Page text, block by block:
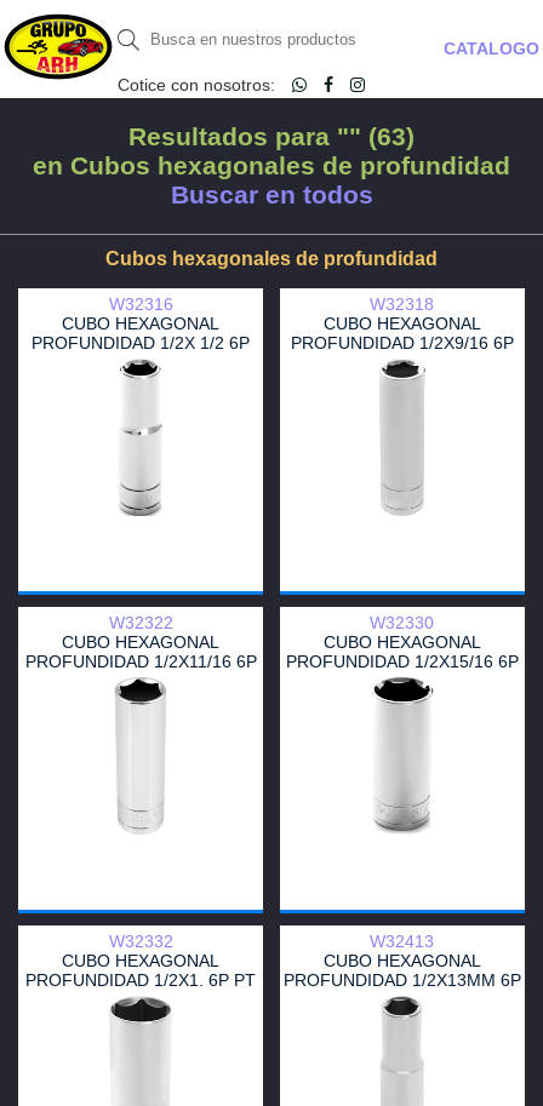
Cotice con nosotros:
CATALOGO
Resultados para "" (63)
en Cubos hexagonales de profundidad
Buscar en todos
Cubos hexagonales de profundidad
W32316
CUBO HEXAGONAL
PROFUNDIDAD 1/2X 1/2 6P
PT
W32318
CUBO HEXAGONAL
PROFUNDIDAD 1/2X9/16 6P
PT
W32322
CUBO HEXAGONAL
PROFUNDIDAD 1/2X11/16 6P
PT
W32330
CUBO HEXAGONAL
PROFUNDIDAD 1/2X15/16 6P
PT
W32332
CUBO HEXAGONAL
PROFUNDIDAD 1/2X1. 6P PT
W32413
CUBO HEXAGONAL
PROFUNDIDAD 1/2X13MM 6P
PT